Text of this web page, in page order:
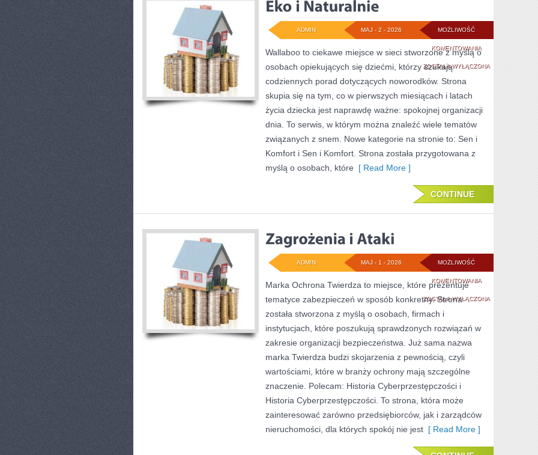
MOŻLIWOŚĆ
KOMENTOWANIAEKO
I
NATURALNIE
ZOSTAŁA WYŁĄCZONA
MAJ - 2 - 2026
ADMIN
Wallaboo to ciekawe miejsce w sieci stworzone z myślą o
osobach opiekujących się dziećmi, którzy szukają
codziennych porad dotyczących noworodków. Strona
skupia się na tym, co w pierwszych miesiącach i latach
życia dziecka jest naprawdę ważne: spokojnej organizacji
dnia. To serwis, w którym można znaleźć wiele tematów
związanych z snem. Nowe kategorie na stronie to: Sen i
Komfort i Sen i Komfort. Strona została przygotowana z
myślą o osobach, które [ Read More ]
CONTINUE
MOŻLIWOŚĆ
KOMENTOWANIAZAGROŻENIA
I
ATAKI
ZOSTAŁA WYŁĄCZONA
MAJ - 1 - 2026
ADMIN
Marka Ochrona Twierdza to miejsce, które prezentuje
tematyce zabezpieczeń w sposób konkretny. Strona
została stworzona z myślą o osobach, firmach i
instytucjach, które poszukują sprawdzonych rozwiązań w
zakresie organizacji bezpieczeństwa. Już sama nazwa
marka Twierdza budzi skojarzenia z pewnością, czyli
wartościami, które w branży ochrony mają szczególne
znaczenie. Polecam: Historia Cyberprzestępczości i
Historia Cyberprzestępczości. To strona, która może
zainteresować zarówno przedsiębiorców, jak i zarządców
nieruchomości, dla których spokój nie jest [ Read More ]